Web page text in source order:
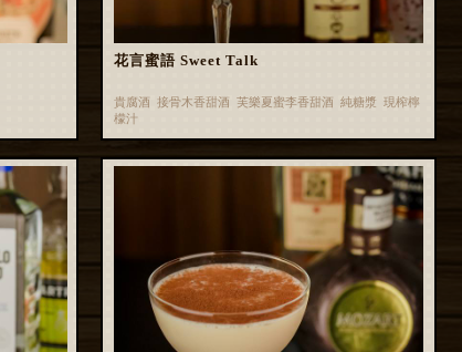
花言蜜語 Sweet Talk
貴腐酒 接骨木香甜酒 芙樂夏蜜李香甜酒 純糖漿 現榨檸
檬汁